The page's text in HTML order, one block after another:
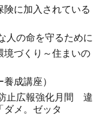
険に加入されている
人の命を守るために
境づくり～住まいの
成講座）
止広報強化月間 違
ダメ。ゼッタ